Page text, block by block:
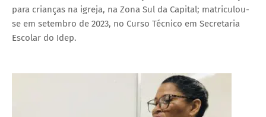
para crianças na igreja, na Zona Sul da Capital; matriculou-
se em setembro de 2023, no Curso Técnico em Secretaria
Escolar do Idep.